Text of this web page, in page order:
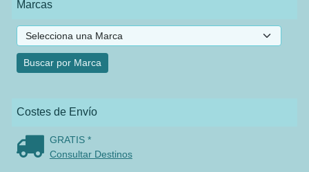
Marcas
Costes de Envío
GRATIS *
Consultar Destinos